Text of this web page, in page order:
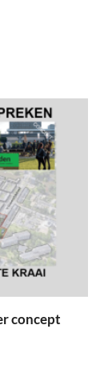
concept